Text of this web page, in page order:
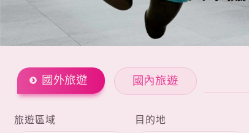
國外旅遊 國內旅遊
旅遊區域 目的地